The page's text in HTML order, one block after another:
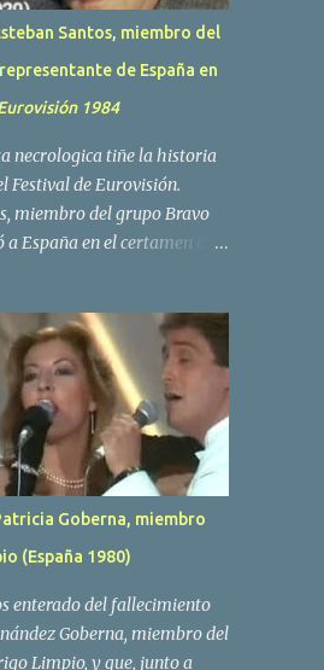
Santos, miembro del
de España en
1984
necrologica tiñe la historia
Festival de Eurovisión.
miembro del grupo Bravo
a España en el certamen del
principal vocalista en la
Amaya Saizar, la que ha
la noticia al publico a traves
Nacido en Tolosa en
epoca universitaria en la
conoció al
Luis Villar,
actuar juntos,Santos a la
al piano, sin atreverse a dar
a la propia Amaia
su abandono de Trigo
Goberna, miembro
(España 1980)
enterado del fallecimiento
Goberna, miembro del
Limpio, y que, junto a